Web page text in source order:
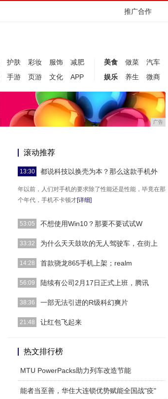
推广合作
护肤 彩妆 服饰
减肥
手游 页游 文化 APP
美食 做菜
汽车
娱乐
养生 微商
广告
滚动推荐
13:30 都说科技以换壳为本？那么这款手机外
年以前，人们对手机的要求除了性能还是性能，毕竟在那
个年代，手机不卡顿才[详细]
53:05 不想使用Win10？那要不要试试W
经查询我们发现Windows 12 版似乎是基于Linux开发
33:32 为什么天天鼓吹的无人驾驶车，在街上
想象一下，早晨起床洗漱的同时掏出手机，随手订了一辆
14:28 首款骁龙865手机上架；realm
Axon10s Pro 搭载高通骁龙 865 处理器，12GB LPD
56:09 陆续有公司2月17日正式上班，腾讯
今天，很多城市比如北上广，距离节后复工仅剩最后两天
38:36 一部无法引进的R级科幻爽片
众所周知，恐怖片基本都是低成本，少有高成本的恐怖片
21:48 让红包飞起来
一种。▍转账条件收款
热文排行榜
MTU PowerPacks助力列车改造节能
能者当至善，华住大连锁优势赋能全国战"疫"